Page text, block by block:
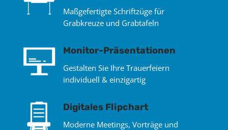
Maßgefertigte Schriftzüge für
Grabkreuze und Grabtafeln
Monitor-Präsentationen
Gestalten Sie Ihre Trauerfeiern
individuell & einzigartig
Digitales Flipchart
Moderne Meetings, Vorträge und